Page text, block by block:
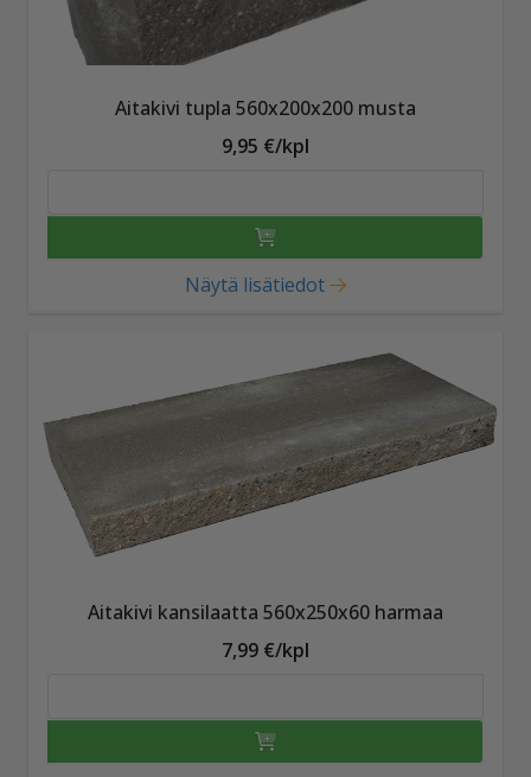
Aitakivi tupla 560x200x200 musta
9,95 €/kpl
Näytä lisätiedot
Aitakivi kansilaatta 560x250x60 harmaa
7,99 €/kpl